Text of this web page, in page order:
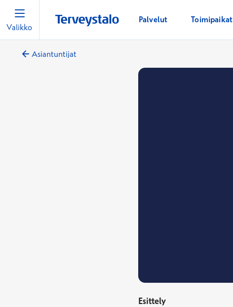
Valikko
Palvelut Toimipaikat
Asiantuntijat
Esittely